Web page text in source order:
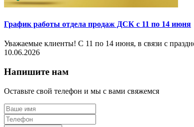
График работы отдела продаж ДСК с 11 по 14 июня
Уважаемые клиенты! С 11 по 14 июня, в связи с
10.06.2026
Напишите нам
Оставьте свой телефон и мы с вами свяжемся